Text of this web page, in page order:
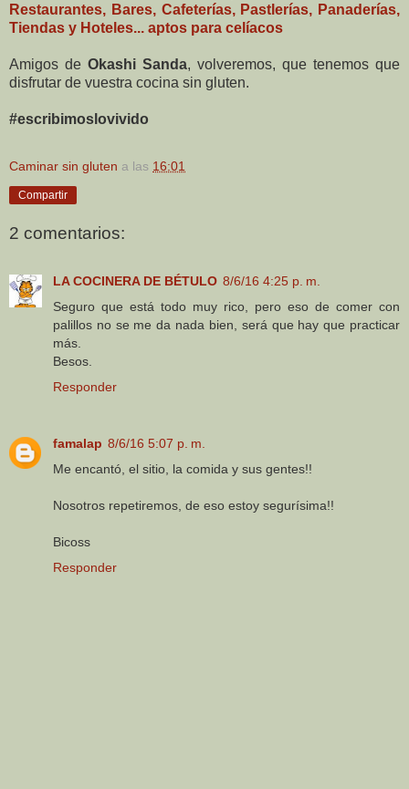
Restaurantes, Bares, Cafeterías, Pastlerías, Panaderías,
Tiendas y Hoteles... aptos para celíacos
Amigos de Okashi Sanda, volveremos, que tenemos que
disfrutar de vuestra cocina sin gluten.
#escribimoslovivido
Caminar sin gluten a las 16:01
Compartir
2 comentarios:
LA COCINERA DE BÉTULO 8/6/16 4:25 p. m.
Seguro que está todo muy rico, pero eso de comer con
palillos no se me da nada bien, será que hay que practicar
más.
Besos.
Responder
famalap 8/6/16 5:07 p. m.
Me encantó, el sitio, la comida y sus gentes!!
Nosotros repetiremos, de eso estoy segurísima!!
Bicoss
Responder